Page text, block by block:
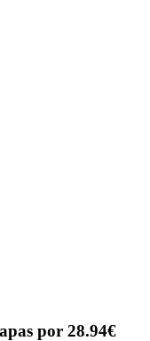
por 28.94€